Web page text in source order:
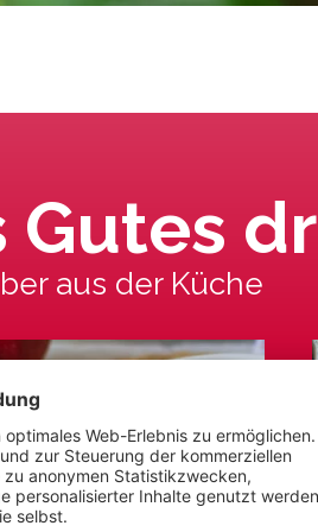
Gutes
aus der Küche